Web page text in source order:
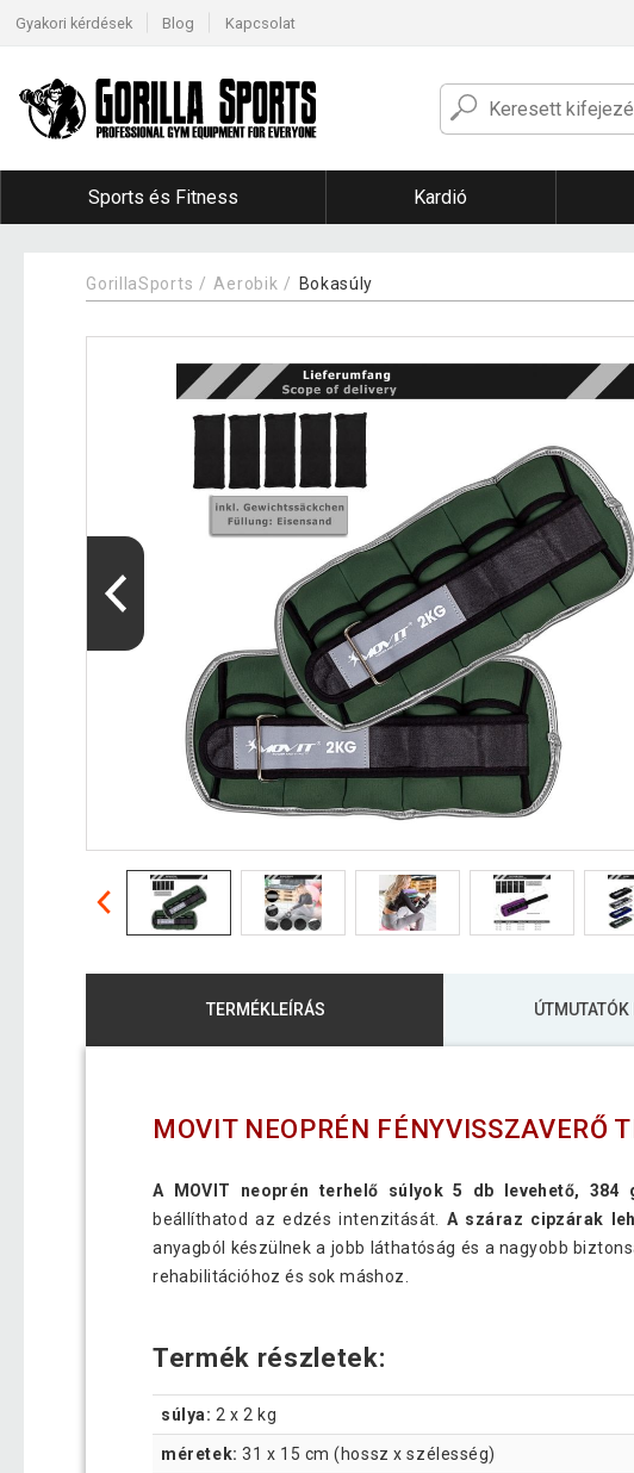
Gyakori kérdések Blog Kapcsolat
Sports és Fitness Kardió
GorillaSports Aerobik Bokasúly
TERMÉKLEÍRÁS ÚTMUTATÓK
MOVIT NEOPRÉN FÉNYVISSZAVERŐ
A MOVIT neoprén terhelő súlyok 5 db levehető, 384
beállíthatod az edzés intenzitását.
A száraz cipzárak
anyagból készülnek a jobb láthatóság és a nagyobb
rehabilitációhoz és sok máshoz.
Termék részletek:
súlya: 2 x 2 kg
méretek: 31 x 15 cm (hossz x szélesség)